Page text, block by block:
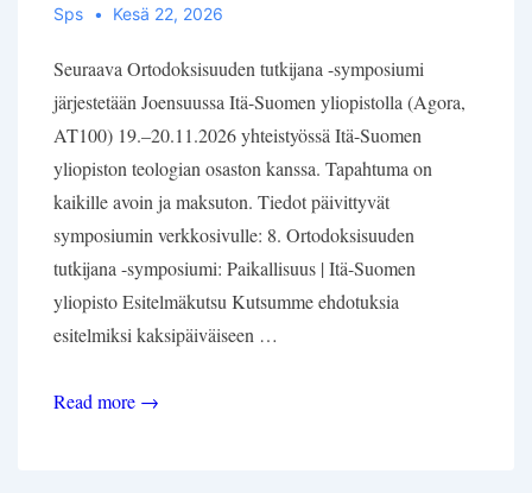
Sps Kesä 22, 2026
Seuraava Ortodoksisuuden tutkijana -symposiumi
järjestetään Joensuussa Itä-Suomen yliopistolla (Agora,
AT100) 19.–20.11.2026 yhteistyössä Itä-Suomen
yliopiston teologian osaston kanssa. Tapahtuma on
kaikille avoin ja maksuton. Tiedot päivittyvät
symposiumin verkkosivulle: 8. Ortodoksisuuden
tutkijana -symposiumi: Paikallisuus | Itä-Suomen
yliopisto Esitelmäkutsu Kutsumme ehdotuksia
esitelmiksi kaksipäiväiseen …
Esitelmäkutsu:
Read more →